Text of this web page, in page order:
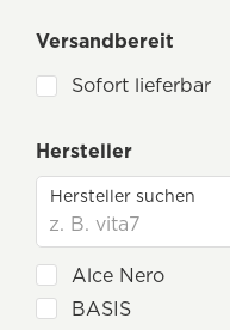
Säfte, Smoothies &
Wein, Bier &
Versandbereit
Sofort lieferbar
Hersteller
Alce Nero
BASIS